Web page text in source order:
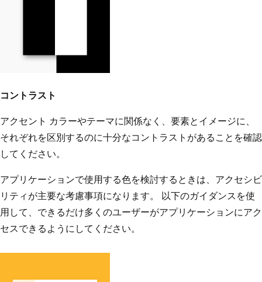
コントラスト
アクセント カラーやテーマに関係なく、要素とイメージに、
それぞれを区別するのに十分なコントラストがあることを確認
してください。
アプリケーションで使用する色を検討するときは、アクセシビ
リティが主要な考慮事項になります。 以下のガイダンスを使
用して、できるだけ多くのユーザーがアプリケーションにアク
セスできるようにしてください。